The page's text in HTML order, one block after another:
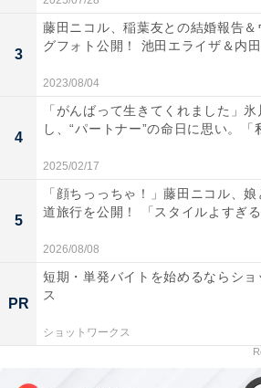
3
藤田ニコル、稲葉友との結婚報告＆
グフォト公開！ 池田エライザ＆内
2023/08/04
4
「がんばって生きてくれました」氷
し、“パートナー”の命日に思い。「
2025/02/17
5
「顔ちっっちゃ！」藤田ニコル、
道旅行を公開！ 「スタイルよすぎ
2026/08/08
PR
短期・単発バイトを始めるならショ
ス
ショットワークス